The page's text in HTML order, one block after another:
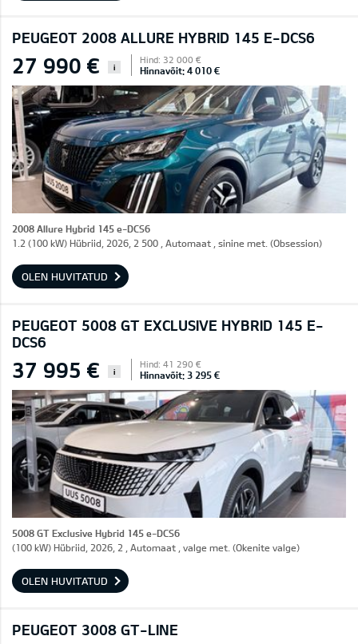
PEUGEOT 2008 ALLURE HYBRID 145 E-DCS6
27 990 € i
Hind: 32 000 €
Hinnavõit: 4 010 €
2008 Allure Hybrid 145 e-DCS6
1.2 (100 kW) Hübriid, 2026, 2 500 , Automaat , sinine met. (Obsession)
OLEN HUVITATUD
PEUGEOT 5008 GT EXCLUSIVE HYBRID 145 E-
DCS6
37 995 € i
Hind: 41 290 €
Hinnavõit: 3 295 €
5008 GT Exclusive Hybrid 145 e-DCS6
(100 kW) Hübriid, 2026, 2 , Automaat , valge met. (Okenite valge)
OLEN HUVITATUD
PEUGEOT 3008 GT-LINE